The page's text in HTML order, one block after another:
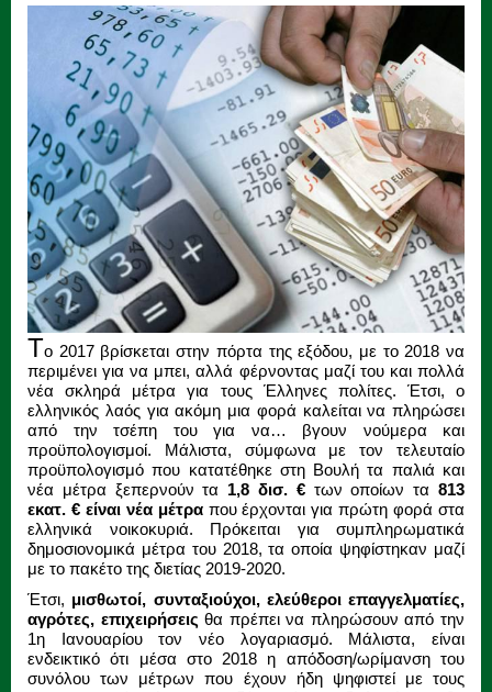
Το 2017 βρίσκεται στην πόρτα της εξόδου, με το 2018 να
περιμένει για να μπει, αλλά φέρνοντας μαζί του και πολλά
νέα σκληρά μέτρα για τους Έλληνες πολίτες. Έτσι, ο
ελληνικός λαός για ακόμη μια φορά καλείται να πληρώσει
από την τσέπη του για να… βγουν νούμερα και
προϋπολογισμοί. Μάλιστα, σύμφωνα με τον τελευταίο
προϋπολογισμό που κατατέθηκε στη Βουλή τα παλιά και
νέα μέτρα ξεπερνούν τα 1,8 δισ. € των οποίων τα813
εκατ. € είναι νέα μέτραπου έρχονται για πρώτη φορά στα
ελληνικά νοικοκυριά. Πρόκειται για συμπληρωματικά
δημοσιονομικά μέτρα του 2018, τα οποία ψηφίστηκαν μαζί
με το πακέτο της διετίας 2019-2020.
Έτσι, μισθωτοί, συνταξιούχοι, ελεύθεροι επαγγελματίες,
αγρότες, επιχειρήσειςθα πρέπει να πληρώσουν από την
1η Ιανουαρίου τον νέο λογαριασμό. Μάλιστα, είναι
ενδεικτικό ότι μέσα στο 2018 η απόδοση/ωρίμανση του
συνόλου των μέτρων που έχουν ήδη ψηφιστεί με τους